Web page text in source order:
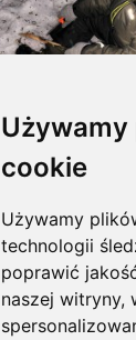
Używamy
cookie
Używamy
technologii
poprawić
naszej witryny,